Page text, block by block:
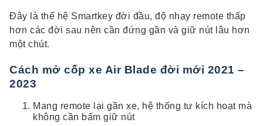
Đây là thế hệ Smartkey đời đầu, độ nhạy remote thấp
hơn các đời sau nên cần đứng gần và giữ nút lâu hơn
một chút.
Cách mở cốp xe Air Blade đời mới 2021 –
2023
Mang remote lại gần xe, hệ thống tự kích hoạt mà
không cần bấm giữ nút